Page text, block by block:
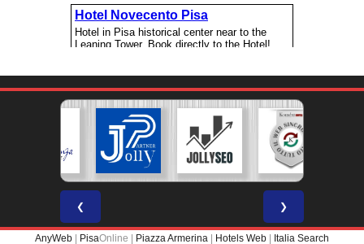
❮ ❯
AnyWeb PisaOnline | Piazza Armerina Hotels Web Italia Search